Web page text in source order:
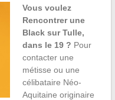
Vous voulez
Rencontrer une
Black sur Tulle,
dans le 19 ? Pour
contacter une
métisse ou une
célibataire Néo-
Aquitaine originaire